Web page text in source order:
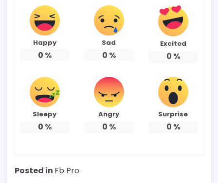
Happy
0 %
Sad
0 %
Excited
0 %
Sleepy
0 %
Angry
0 %
Surprise
0 %
Posted in Fb Pro